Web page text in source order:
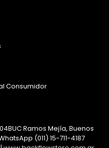
Consumidor
Ramos Mejía, Buenos
(011) 15-711-4187